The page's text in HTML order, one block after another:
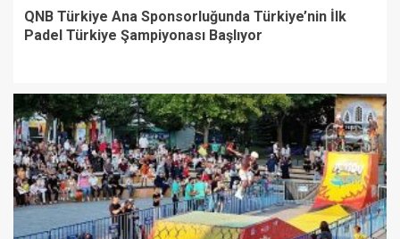
QNB Türkiye Ana Sponsorluğunda Türkiye’nin İlk
Padel Türkiye Şampiyonası Başlıyor